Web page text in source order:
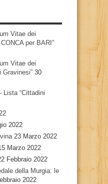
Vitae dei
per BARI”
Vitae dei
Gravinesi” 30
Lista “Cittadini
2022
23 Marzo 2022
Marzo 2022
Febbraio 2022
della Murgia: le
2022